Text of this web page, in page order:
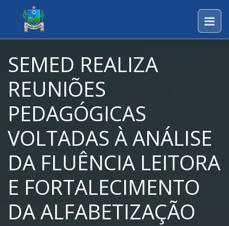
SEMED REALIZA
REUNIÕES
PEDAGÓGICAS
VOLTADAS À ANÁLISE
DA FLUÊNCIA LEITORA
E FORTALECIMENTO
DA ALFABETIZAÇÃO